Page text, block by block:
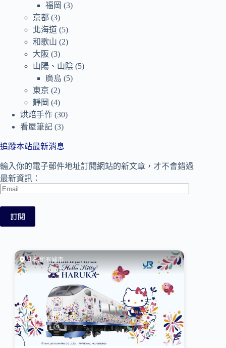
福岡 (3)
京都 (3)
北海道 (5)
和歌山 (2)
大阪 (3)
山陽、山陰 (5)
廣島 (5)
東京 (2)
靜岡 (4)
烘焙手作 (30)
看屋筆記 (3)
追蹤本站最新消息
輸入你的電子郵件地址訂閱網站的新文章，才不會錯過
最新資訊：
Email
訂閱